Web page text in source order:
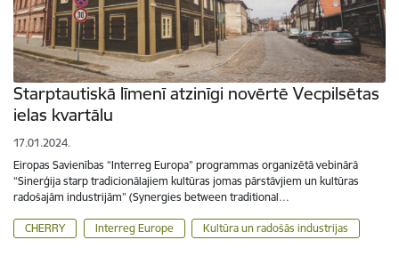
Starptautiskā līmenī atzinīgi novērtē Vecpilsētas
ielas kvartālu
17.01.2024.
Eiropas Savienības “Interreg Europa” programmas organizētā vebinārā
“Sinerģija starp tradicionālajiem kultūras jomas pārstāvjiem un kultūras
radošajām industrijām” (Synergies between traditional…
CHERRY Interreg Europe Kultūra un radošās industrijas